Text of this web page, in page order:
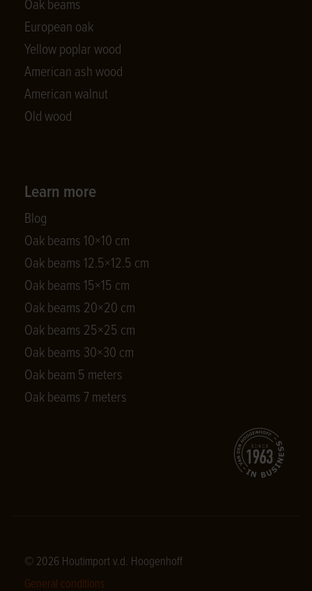
Oak beams
European oak
Yellow poplar wood
American ash wood
American walnut
Old wood
Learn more
Blog
Oak beams 10×10 cm
Oak beams 12.5×12.5 cm
Oak beams 15×15 cm
Oak beams 20×20 cm
Oak beams 25×25 cm
Oak beams 30×30 cm
Oak beam 5 meters
Oak beams 7 meters
© 2026 Houtimport v.d. Hoogenhoff
General conditions